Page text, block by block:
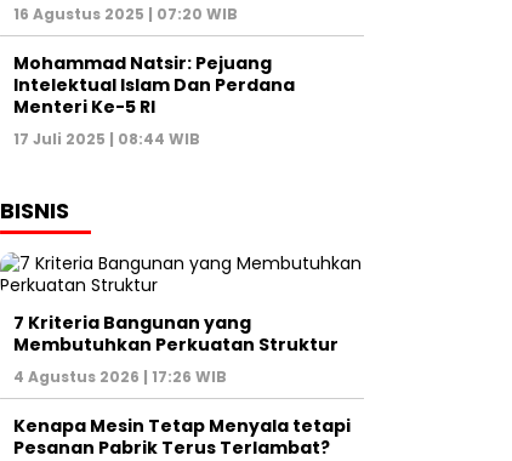
16 Agustus 2025 | 07:20 WIB
Mohammad Natsir: Pejuang
Intelektual Islam Dan Perdana
Menteri Ke-5 RI
17 Juli 2025 | 08:44 WIB
BISNIS
7 Kriteria Bangunan yang
Membutuhkan Perkuatan Struktur
4 Agustus 2026 | 17:26 WIB
Kenapa Mesin Tetap Menyala tetapi
Pesanan Pabrik Terus Terlambat?